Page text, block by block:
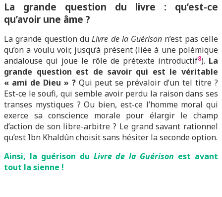
La grande question du livre : qu’est-ce
qu’avoir une âme ?
La grande question duLivre de la Guérison n’est pas celle
qu’on a voulu voir, jusqu’à présent (liée à une polémique
andalouse qui joue le rôle de prétexte introductif8). La
grande question est de savoir qui est le véritable
« ami de Dieu » ?Qui peut se prévaloir d’un tel titre ?
Est-ce le soufi, qui semble avoir perdu la raison dans ses
transes mystiques ? Ou bien, est-ce l’homme moral qui
exerce sa conscience morale pour élargir le champ
d’action de son libre-arbitre ? Le grand savant rationnel
qu’est Ibn Khaldûn choisit sans hésiter la seconde option.
Ainsi, la guérison du Livre de la Guérison est avant
tout la sienne !